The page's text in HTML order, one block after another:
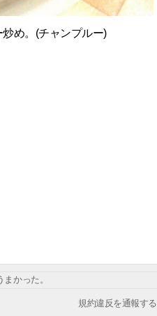
め。(チャンプルー)
かった。
規約違反を通報する